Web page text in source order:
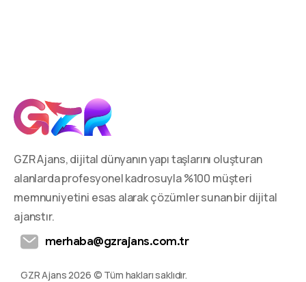
GZR Ajans, dijital dünyanın yapı taşlarını oluşturan
alanlarda profesyonel kadrosuyla %100 müşteri
memnuniyetini esas alarak çözümler sunan bir dijital
ajanstır.
merhaba@gzrajans.com.tr
GZR Ajans 2026 © Tüm hakları saklıdır.